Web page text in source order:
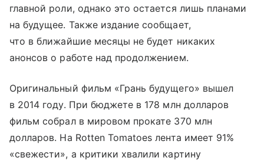
главной роли, однако это остается лишь планами
на будущее. Также издание сообщает,
что в ближайшие месяцы не будет никаких
анонсов о работе над продолжением.
Оригинальный фильм «Грань будущего» вышел
в 2014 году. При бюджете в 178 млн долларов
фильм собрал в мировом прокате 370 млн
долларов. На Rotten Tomatoes лента имеет 91%
«свежести», а критики хвалили картину